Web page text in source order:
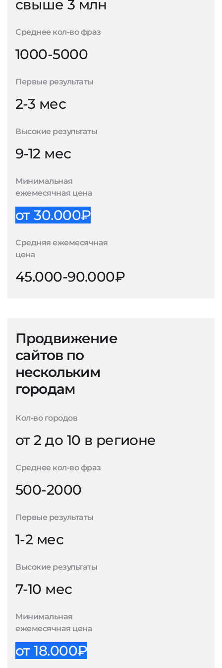
свыше 3 млн
Среднее кол-во фраз
1000-5000
Первые результаты
2-3 мес
Высокие результаты
9-12 мес
Минимальная
ежемесячная цена
от 30.000₽
Средняя ежемесячная
цена
45.000-90.000₽
Продвижение
сайтов по
нескольким
городам
Кол-во городов
от 2 до 10 в регионе
Среднее кол-во фраз
500-2000
Первые результаты
1-2 мес
Высокие результаты
7-10 мес
Минимальная
ежемесячная цена
от 18.000₽